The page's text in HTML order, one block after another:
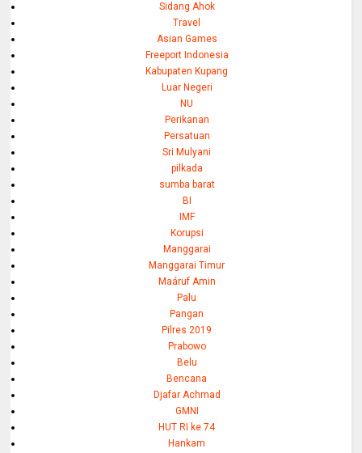
Sidang Ahok
Travel
Asian Games
Freeport Indonesia
Kabupaten Kupang
Luar Negeri
NU
Perikanan
Persatuan
Sri Mulyani
pilkada
sumba barat
BI
IMF
Korupsi
Manggarai
Manggarai Timur
Maáruf Amin
Palu
Pangan
Pilres 2019
Prabowo
Belu
Bencana
Djafar Achmad
GMNI
HUT RI ke 74
Hankam